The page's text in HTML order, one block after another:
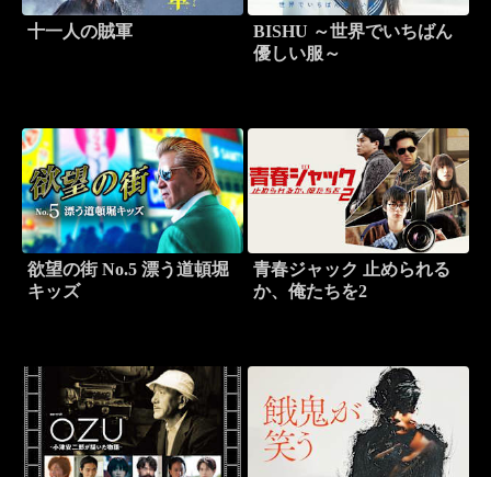
十一人の賊軍
BISHU ～世界でいちばん
優しい服～
欲望の街 No.5 漂う道頓堀
キッズ
青春ジャック 止められる
か、俺たちを2